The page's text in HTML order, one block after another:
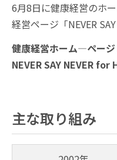
6月8日に健康経営のホ
経営ページ「NEVER
健康経営ホーム―ページ
NEVER SAY NEVER
主な取り組み